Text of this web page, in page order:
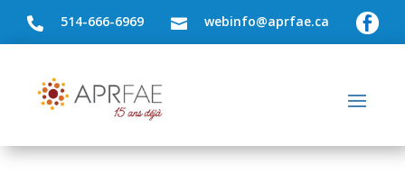
 514-666-6969  webinfo@aprfae.ca 